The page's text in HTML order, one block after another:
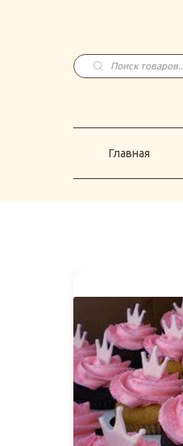
Поиск
товаров
Главная